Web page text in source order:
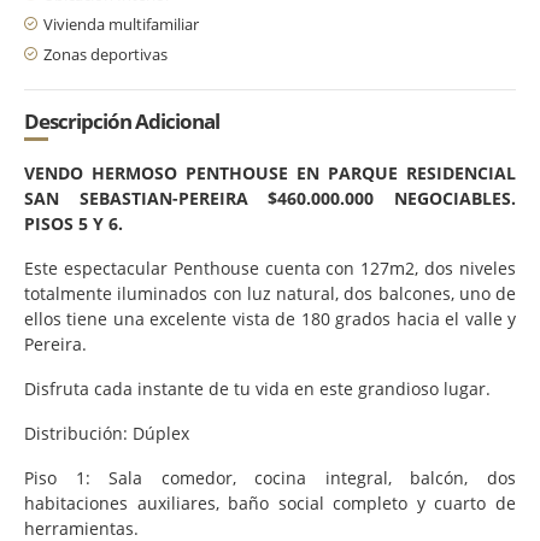
Vivienda multifamiliar
Zonas deportivas
Descripción Adicional
VENDO HERMOSO PENTHOUSE EN PARQUE RESIDENCIAL
SAN SEBASTIAN-PEREIRA $460.000.000 NEGOCIABLES.
PISOS 5 Y 6.
Este espectacular Penthouse cuenta con 127m2, dos niveles
totalmente iluminados con luz natural, dos balcones, uno de
ellos tiene una excelente vista de 180 grados hacia el valle y
Pereira.
Disfruta cada instante de tu vida en este grandioso lugar.
Distribución: Dúplex
Piso 1: Sala comedor, cocina integral, balcón, dos
habitaciones auxiliares, baño social completo y cuarto de
herramientas.